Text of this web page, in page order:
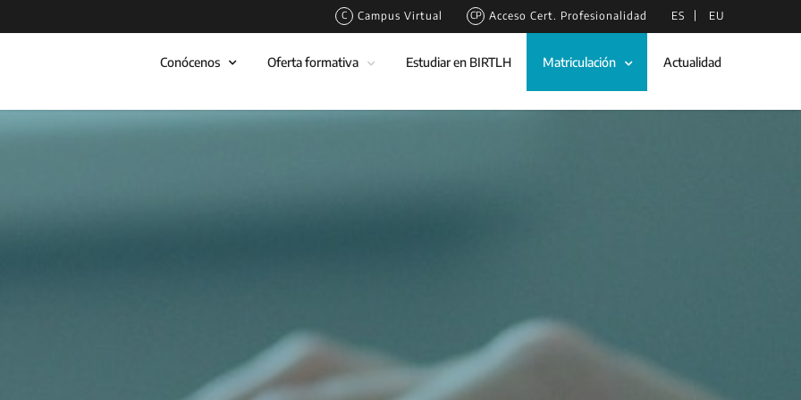
Campus Virtual Acceso Cert. Profesionalidad ES EU
Conócenos Oferta formativa Estudiar en BIRTLH Matriculación Actualidad